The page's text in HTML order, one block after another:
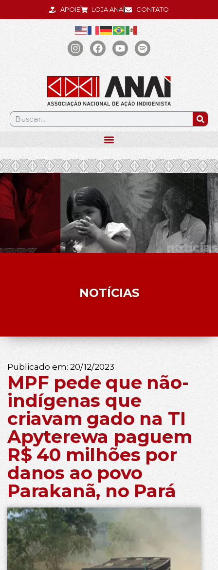
APOIE LOJA ANAÍ CONTATO
.
NOTÍCIAS
Publicado em: 20/12/2023
MPF pede que não-
indígenas que
criavam gado na TI
Apyterewa paguem
R$ 40 milhões por
danos ao povo
Parakanã, no Pará